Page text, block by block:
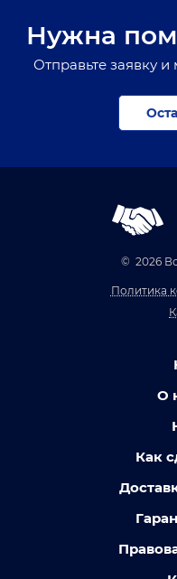
Нужна
Отправьте заявку
© 2026
Политика
О
Как